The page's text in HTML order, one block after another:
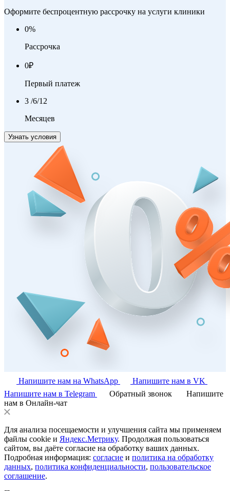
Оформите беспроцентную рассрочку на услуги клиники
0%
Рассрочка
0₽
Первый платеж
3 /6/12
Месяцев
Узнать условия
Напишите нам на WhatsApp
Напишите нам в VK
Напишите нам в Telegram
Обратный звонок
Напишите
нам в Онлайн-чат
Для анализа посещаемости и улучшения сайта мы применяем
файлы cookie и Яндекс.Метрику. Продолжая пользоваться
сайтом, вы даёте согласие на обработку ваших данных.
Подробная информация: согласие и политика на обработку
данных, политика конфиденциальности, пользовательское
соглашение.